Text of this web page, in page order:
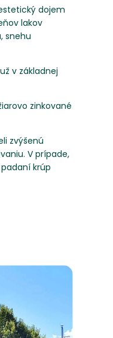
dojem
lakov
snehu
v základnej
zinkované
zvýšenú
V prípade,
krúp